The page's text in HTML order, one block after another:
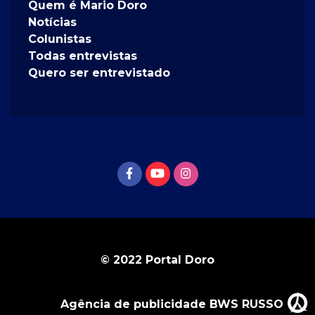
Quem é Mario Doro
Notícias
Colunistas
Todas entrevistas
Quero ser entrevistado
© 2022 Portal Doro
Agência de publicidade BWS RUSSO